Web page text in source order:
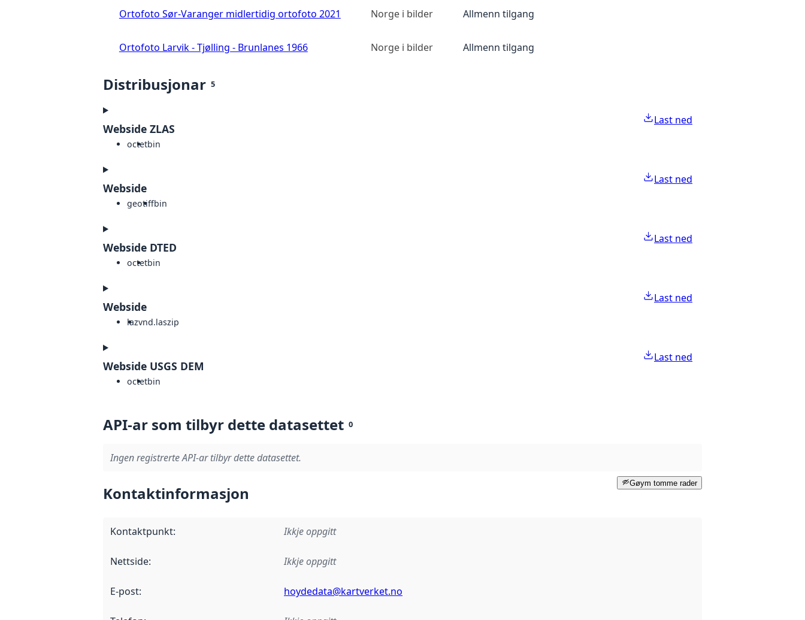
Ortofoto Sør-Varanger midlertidig ortofoto 2021 Norge i bilder Allmenn tilgang
Ortofoto Larvik - Tjølling - Brunlanes 1966 Norge i bilder Allmenn tilgang
Distribusjonar 5
Webside ZLAS
octetbin
Last ned
Webside
geotiffbin
Last ned
Webside DTED
octetbin
Last ned
Webside
lazvnd.laszip
Last ned
Webside USGS DEM
octetbin
Last ned
API-ar som tilbyr dette datasettet 0
Ingen registrerte API-ar tilbyr dette datasettet.
Gøym tomme rader
Kontaktinformasjon
Kontaktpunkt: Ikkje oppgitt
Nettside: Ikkje oppgitt
E-post: hoydedata@kartverket.no